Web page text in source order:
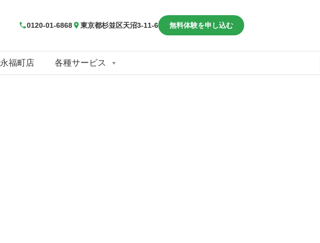
0120-01-6868 東京都杉並区天沼3-11-6 無料体験を申し込む
永福町店 各種サービス